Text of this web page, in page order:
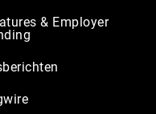
& Employer